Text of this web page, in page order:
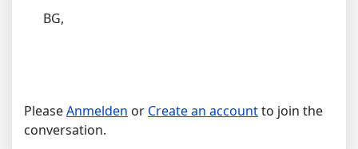
BG,
PleaseAnmelden or Create an accountto join the
conversation.